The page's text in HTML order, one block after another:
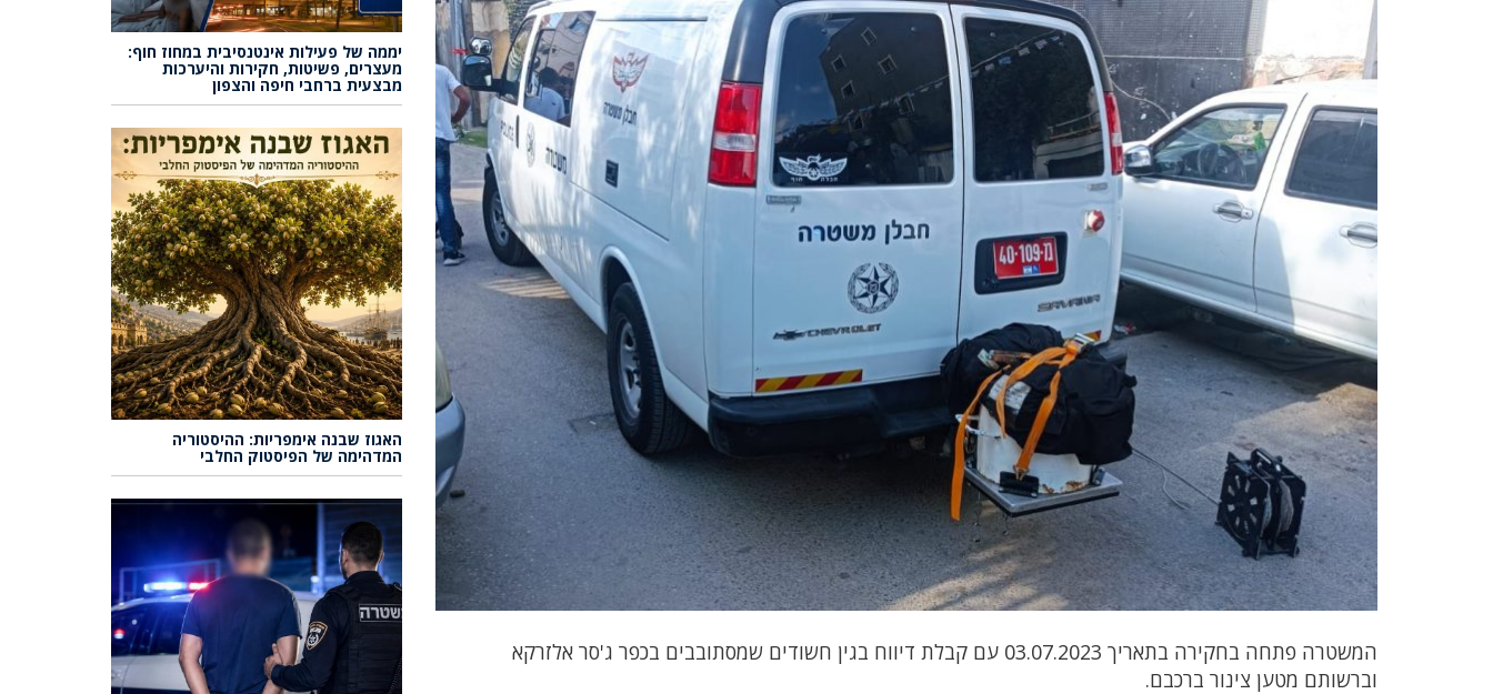
המשטרה פתחה בחקירה בתאריך 03.07.2023 עם קבלת דיווח בגין חשודים שמסתובבים בכפר ג'סר אלזרקא
וברשותם מטען צינור ברכבם.
יממה של פעילות אינטנסיבית במחוז חוף:
מעצרים, פשיטות, חקירות והיערכות
מבצעית ברחבי חיפה והצפון
האגוז שבנה אימפריות: ההיסטוריה
המדהימה של הפיסטוק החלבי